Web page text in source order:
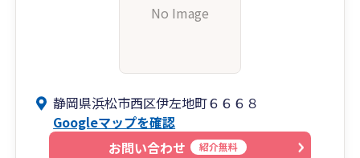
No Image
静岡県浜松市西区伊左地町６６６８
Googleマップを確認
お問い合わせ
紹介無料